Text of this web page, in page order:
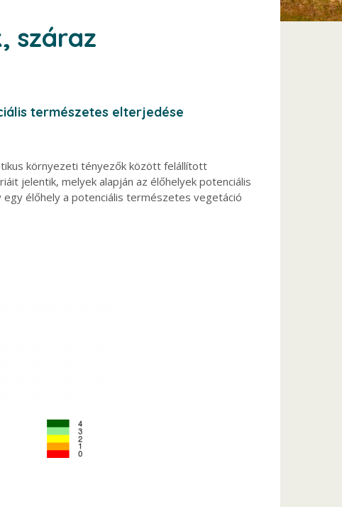
száraz
természetes elterjedése
környezeti tényezők között felállított
jelentik, melyek alapján az élőhelyek potenciális
élőhely a potenciális természetes vegetáció